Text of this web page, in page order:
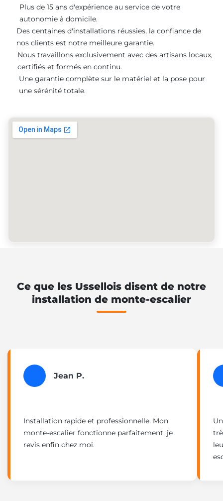
Plus de 15 ans d'expérience au service de votre
autonomie à domicile.
Des centaines d'installations réussies, la confiance de
nos clients est notre meilleure garantie.
Nous travaillons exclusivement avec des artisans locaux,
certifiés et formés en continu.
Une garantie complète sur le matériel et la pose pour
une sérénité totale.
Ce que les Ussellois disent de notre
installation de monte-escalier
Jean P.
Installation rapide et professionnelle. Mon
monte-escalier fonctionne parfaitement, je
revis enfin chez moi.